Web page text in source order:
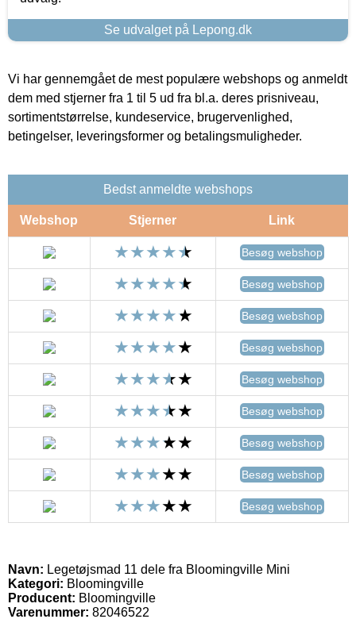
Se udvalget på Lepong.dk
Vi har gennemgået de mest populære webshops og anmeldt
dem med stjerner fra 1 til 5 ud fra bl.a. deres prisniveau,
sortimentstørrelse, kundeservice, brugervenlighed,
betingelser, leveringsformer og betalingsmuligheder.
Bedst anmeldte webshops
Webshop Stjerner Link
Besøg webshop
Besøg webshop
Besøg webshop
Besøg webshop
Besøg webshop
Besøg webshop
Besøg webshop
Besøg webshop
Besøg webshop
Navn: Legetøjsmad 11 dele fra Bloomingville Mini
Kategori: Bloomingville
Producent: Bloomingville
Varenummer: 82046522